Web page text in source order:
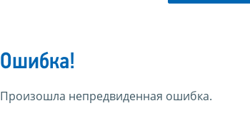
Ошибка!
Произошла непредвиденная ошибка.